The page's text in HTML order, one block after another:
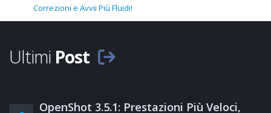
Correzioni e Avvii Più Fluidi!
Ultimi Post
OpenShot 3.5.1: Prestazioni Più Veloci,